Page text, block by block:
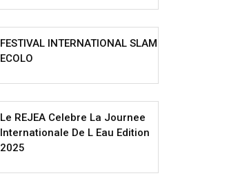
FESTIVAL INTERNATIONAL SLAM
ECOLO
Le REJEA Celebre La Journee
Internationale De L Eau Edition
2025